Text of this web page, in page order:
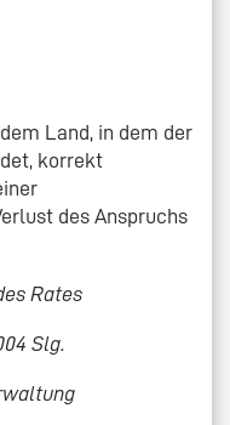
Land, in dem der
korrekt
des Anspruchs
Rates
Slg.